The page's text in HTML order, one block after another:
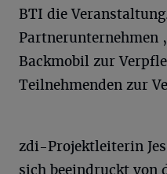
BTI die
Partnerunternehmen
Backmobil zur
Teilnehmenden zur
zdi-Projektleiterin
sich beeindruckt von